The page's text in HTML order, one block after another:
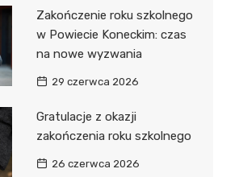
Zakończenie roku szkolnego
w Powiecie Koneckim: czas
na nowe wyzwania
29 czerwca 2026
Gratulacje z okazji
zakończenia roku szkolnego
26 czerwca 2026